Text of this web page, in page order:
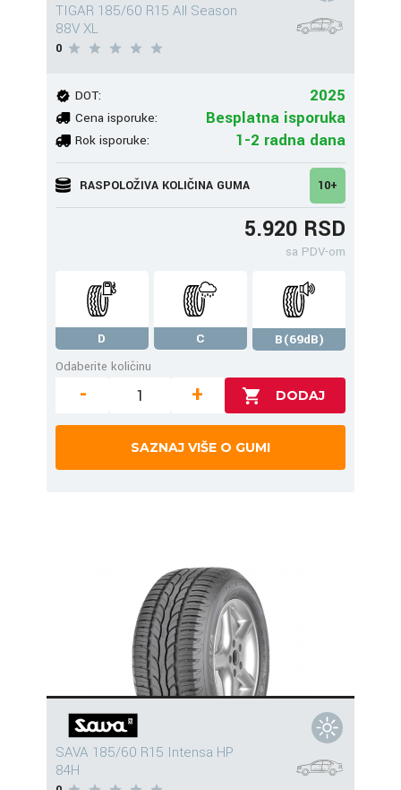
TIGAR 185/60 R15 All Season
88V XL
0
DOT: 2025
Cena isporuke: Besplatna isporuka
Rok isporuke: 1-2 radna dana
RASPOLOŽIVA KOLIČINA GUMA 10+
5.920 RSD
sa PDV-om
D C
B(69dB)
Odaberite količinu
- +
SAZNAJ VIŠE O GUMI
SAVA 185/60 R15 Intensa HP
84H